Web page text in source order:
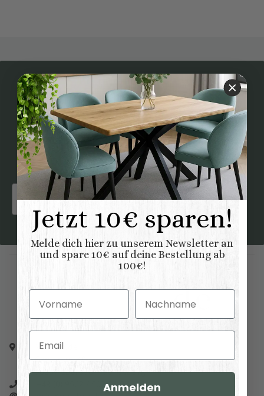
Newsletter Abonnieren
Bitte senden Sie mir entsprechend Ihrer
Datenschutzerklärungregelmäßig und jederzeit
widerruflich Informationen zu Ihrem Produktsortiment
per E-Mail zu.
Email
ABONNIEREN
Moebro.de
Canterstr. 40
96237 Ebersdorf bei Coburg
+49 (0) 9562 / 502 34 01
Jetzt 10€ sparen!
Melde dich hier zu unserem Newsletter an
und spare 10€ auf deine Bestellung ab
100€!
Vorname Nachname
Email
Anmelden